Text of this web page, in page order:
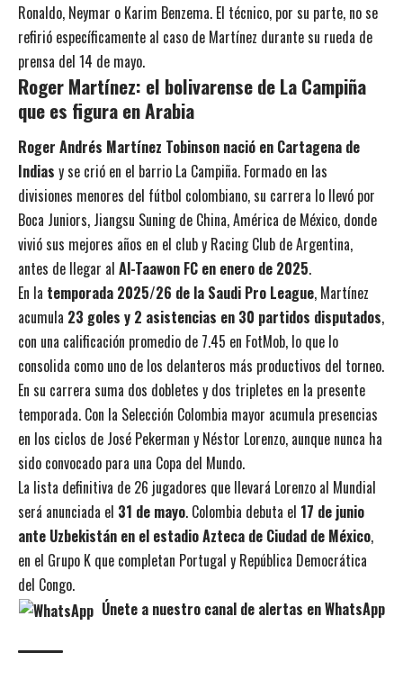
Ronaldo, Neymar o Karim Benzema. El técnico, por su parte, no se
refirió específicamente al caso de Martínez durante su rueda de
prensa del 14 de mayo.
Roger Martínez: el bolivarense de La Campiña
que es figura en Arabia
Roger Andrés Martínez Tobinson nació en Cartagena de
Indias y se crió en el barrio La Campiña. Formado en las
divisiones menores del fútbol colombiano, su carrera lo llevó por
Boca Juniors, Jiangsu Suning de China, América de México, donde
vivió sus mejores años en el club y Racing Club de Argentina,
antes de llegar al Al-Taawon FC en enero de 2025.
En la temporada 2025/26 de la Saudi Pro League, Martínez
acumula 23 goles y 2 asistencias en 30 partidos disputados,
con una calificación promedio de 7.45 en FotMob, lo que lo
consolida como uno de los delanteros más productivos del torneo.
En su carrera suma dos dobletes y dos tripletes en la presente
temporada. Con la Selección Colombia mayor acumula presencias
en los ciclos de José Pekerman y Néstor Lorenzo, aunque nunca ha
sido convocado para una Copa del Mundo.
La lista definitiva de 26 jugadores que llevará Lorenzo al Mundial
será anunciada el 31 de mayo. Colombia debuta el 17 de junio
ante Uzbekistán en el estadio Azteca de Ciudad de México,
en el Grupo K que completan Portugal y República Democrática
del Congo.
Únete a nuestro canal de alertas en WhatsApp